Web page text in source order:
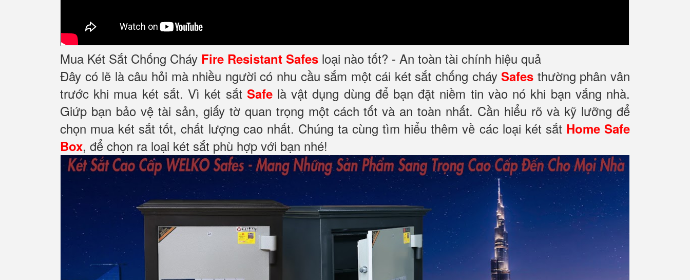
Mua Két Sắt Chống Cháy Fire Resistant Safes loại nào tốt? - An toàn tài chính hiệu quả
Đây có lẽ là câu hỏi mà nhiều người có nhu cầu sắm một cái két sắt chống cháySafes thường phân vân
trước khi mua két sắt. Vì két sắt Safelà vật dụng dùng để bạn đặt niềm tin vào nó khi bạn vắng nhà.
Giứp bạn bảo vệ tài sản, giấy tờ quan trọng một cách tốt và an toàn nhất. Cần hiểu rõ và kỹ lưỡng để
chọn mua két sắt tốt, chất lượng cao nhất. Chúng ta cùng tìm hiểu thêm về các loại két sắt Home Safe
Box, để chọn ra loại két sắt phù hợp với bạn nhé!